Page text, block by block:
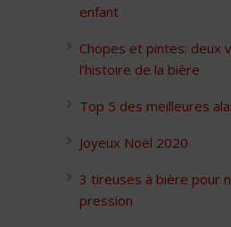
enfant
Chopes et pintes: deux
l’histoire de la bière
Top 5 des meilleures
Joyeux Noël 2020
3 tireuses à bière pour
pression